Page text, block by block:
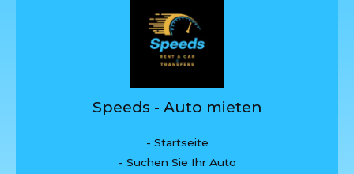
Speeds - Auto mieten
- Startseite
- Suchen Sie Ihr Auto